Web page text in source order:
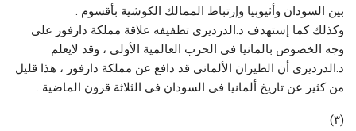
بين السودان وأثيوبيا وإرتباط الممالك الكوشية بأقسوم .
وكذلك كما إستهدف د.الدرديرى تطفيفه علاقة مملكة دارفور على
وجه الخصوص بالمانيا فى الحرب العالمية الأولى ، وقد لايعلم
د.الدرديرى أن الطيران الألمانى قد دافع عن مملكة دارفور ، هذا قليل
من كثير عن تاريخ ألمانيا فى السودان فى الثلاثة قرون الماضية .
(٣)